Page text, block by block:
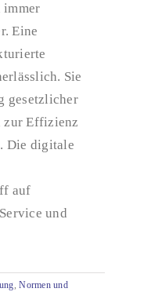
immer
Eine
Sie
gesetzlicher
zur Effizienz
Die digitale
auf
und
,Normen und